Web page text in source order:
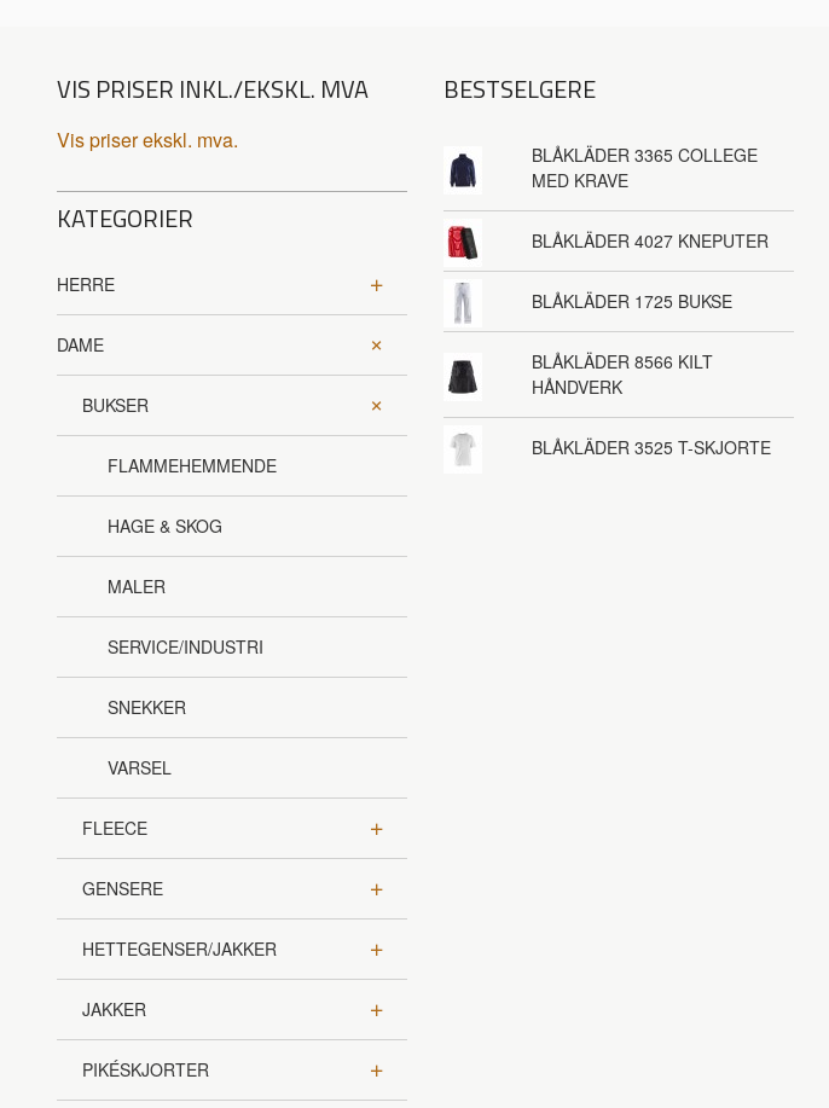
VIS PRISER INKL./EKSKL. MVA
Vis priser ekskl. mva.
KATEGORIER
HERRE
DAME
BUKSER
FLAMMEHEMMENDE
HAGE & SKOG
MALER
SERVICE/INDUSTRI
SNEKKER
VARSEL
FLEECE
GENSERE
HETTEGENSER/JAKKER
JAKKER
PIKÉSKJORTER
BESTSELGERE
BLÅKLÄDER 3365 COLLEGE
MED KRAVE
BLÅKLÄDER 4027 KNEPUTER
BLÅKLÄDER 1725 BUKSE
BLÅKLÄDER 8566 KILT
HÅNDVERK
BLÅKLÄDER 3525 T-SKJORTE